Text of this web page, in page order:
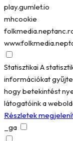
play.gumlet.io
mhcookie
StatisztikaiA
információkat
hogy betekintést
látogatóink a
Részletek
_ga